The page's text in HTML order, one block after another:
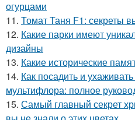
огурцами
11. Томат Таня F1: секреты
12. Какие парки имеют
дизайны
13. Какие исторические
14. Как посадить и
мультифлора: полное
15. Самый главный секрет